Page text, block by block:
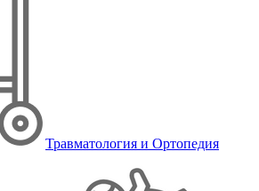
Травматология и Ортопедия